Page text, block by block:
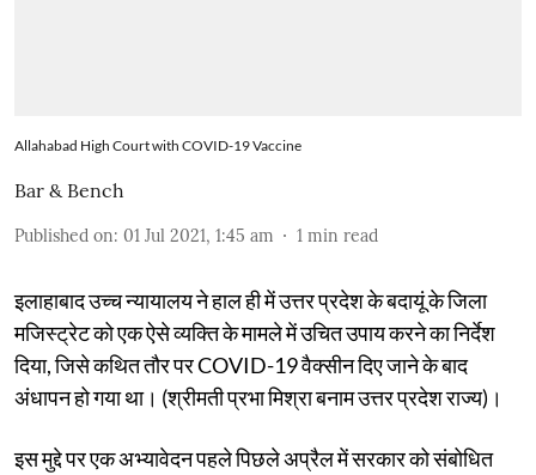
Allahabad High Court with COVID-19 Vaccine
Bar & Bench
Published on: 01 Jul 2021, 1:45 am 1 min read
इलाहाबाद उच्च न्यायालय ने हाल ही में उत्तर प्रदेश के बदायूं के जिला
मजिस्ट्रेट को एक ऐसे व्यक्ति के मामले में उचित उपाय करने का निर्देश
दिया, जिसे कथित तौर पर COVID-19 वैक्सीन दिए जाने के बाद
अंधापन हो गया था। (श्रीमती प्रभा मिश्रा बनाम उत्तर प्रदेश राज्य)।
इस मुद्दे पर एक अभ्यावेदन पहले पिछले अप्रैल में सरकार को संबोधित